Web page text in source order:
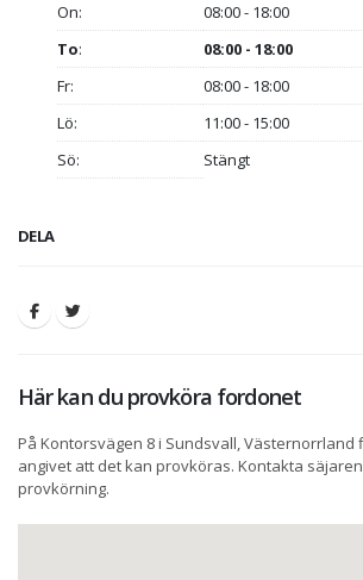
On:
08:00 - 18:00
To:
08:00 - 18:00
Fr:
08:00 - 18:00
Lö:
11:00 - 15:00
Sö:
Stängt
DELA
Här kan du provköra fordonet
På Kontorsvägen 8 i Sundsvall,
angivet att det kan provköras. Kontakta
provkörning.